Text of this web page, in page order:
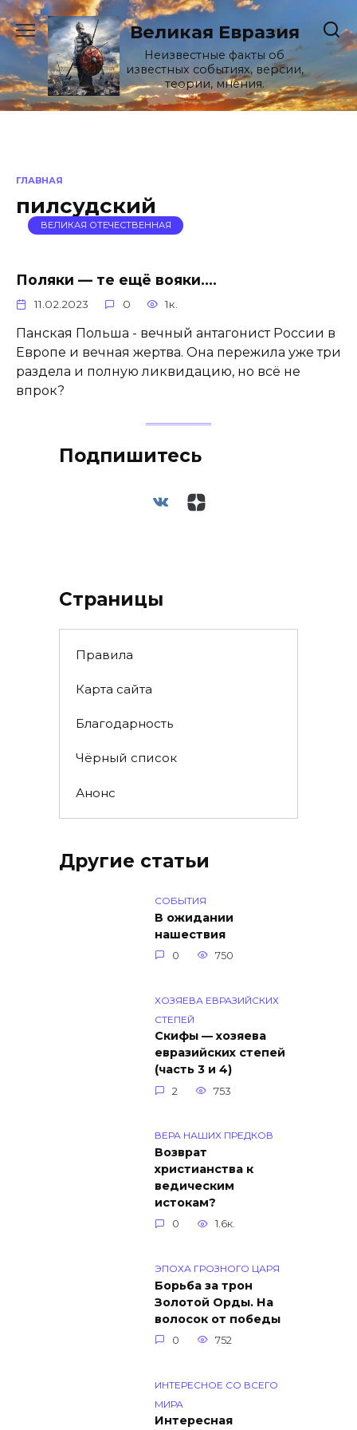
Перейти
к
содержанию
Великая Евразия
Неизвестные факты об
известных событиях, версии,
теории, мнения.
ГЛАВНАЯ
пилсудский
ВЕЛИКАЯ ОТЕЧЕСТВЕННАЯ
Поляки — те ещё вояки….
11.02.2023 0 1к.
Панская Польша - вечный антагонист России в
Европе и вечная жертва. Она пережила уже три
раздела и полную ликвидацию, но всё не
впрок?
Подпишитесь
Страницы
Правила
Карта сайта
Благодарность
Чёрный список
Анонс
Другие статьи
СОБЫТИЯ
В ожидании
нашествия
0 750
ХОЗЯЕВА ЕВРАЗИЙСКИХ
СТЕПЕЙ
Скифы — хозяева
евразийских степей
(часть 3 и 4)
2 753
ВЕРА НАШИХ ПРЕДКОВ
Возврат
христианства к
ведическим
истокам?
0 1.6к.
ЭПОХА ГРОЗНОГО ЦАРЯ
Борьба за трон
Золотой Орды. На
волосок от победы
0 752
ИНТЕРЕСНОЕ СО ВСЕГО
МИРА
Интересная